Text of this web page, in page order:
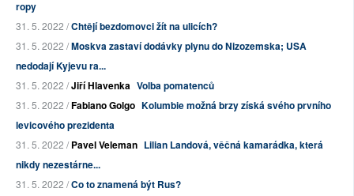
ropy
31. 5. 2022 /Chtějí bezdomovci žít na ulicích?
31. 5. 2022 /Moskva zastaví dodávky plynu do Nizozemska; USA
nedodají Kyjevu ra...
31. 5. 2022 /Jiří Hlavenka Volba pomatenců
31. 5. 2022 /Fabiano Golgo Kolumbie možná brzy získá svého prvního
levicového prezidenta
31. 5. 2022 /Pavel Veleman Lilian Landová, věčná kamarádka, která
nikdy nezestárne...
31. 5. 2022 /Co to znamená být Rus?